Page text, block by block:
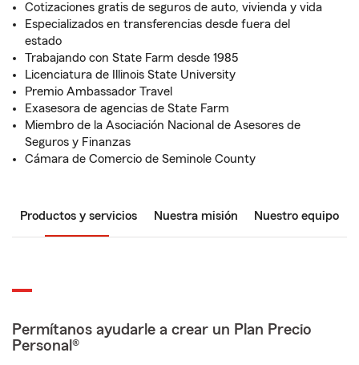
Cotizaciones gratis de seguros de auto, vivienda y vida
Especializados en transferencias desde fuera del
estado
Trabajando con State Farm desde 1985
Licenciatura de Illinois State University
Premio Ambassador Travel
Exasesora de agencias de State Farm
Miembro de la Asociación Nacional de Asesores de
Seguros y Finanzas
Cámara de Comercio de Seminole County
Productos y servicios Nuestra misión Nuestro equipo
Permítanos ayudarle a crear un Plan Precio
Personal®